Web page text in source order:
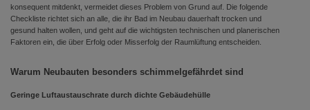
konsequent mitdenkt, vermeidet dieses Problem von Grund auf. Die folgende
Checkliste richtet sich an alle, die ihr Bad im Neubau dauerhaft trocken und
gesund halten wollen, und geht auf die wichtigsten technischen und planerischen
Faktoren ein, die über Erfolg oder Misserfolg der Raumlüftung entscheiden.
Warum Neubauten besonders schimmelgefährdet sind
Geringe Luftaustauschrate durch dichte Gebäudehülle